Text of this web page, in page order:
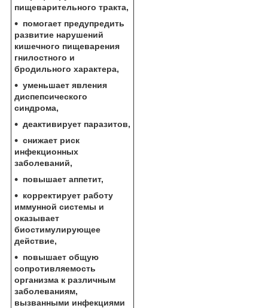
пищеварительного тракта,
помогает предупредить
развитие нарушений
кишечного пищеварения
гнилостного и
бродильного характера,
уменьшает явления
диспепсического
синдрома,
деактивирует паразитов,
снижает риск
инфекционных
заболеваний,
повышает аппетит,
корректирует работу
иммунной системы и
оказывает
биостимулирующее
действие,
повышает общую
сопротивляемость
организма к различным
заболеваниям,
вызванными инфекциями